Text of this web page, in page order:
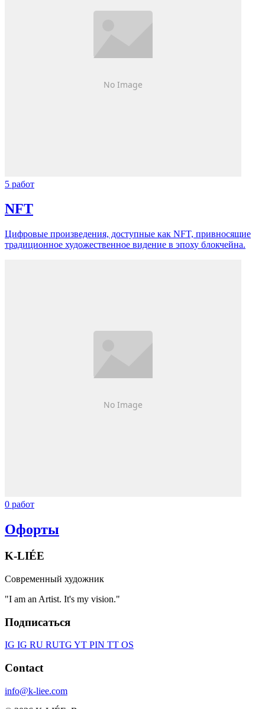
5 работ
NFT
Цифровые произведения, доступные как NFT, привносящие
традиционное художественное видение в эпоху блокчейна.
0 работ
Oфорты
K-LIÉE
Современный художник
"I am an Artist. It's my vision."
Подписаться
IG IG RU RUTG YT PIN TT OS
Contact
info@k-liee.com